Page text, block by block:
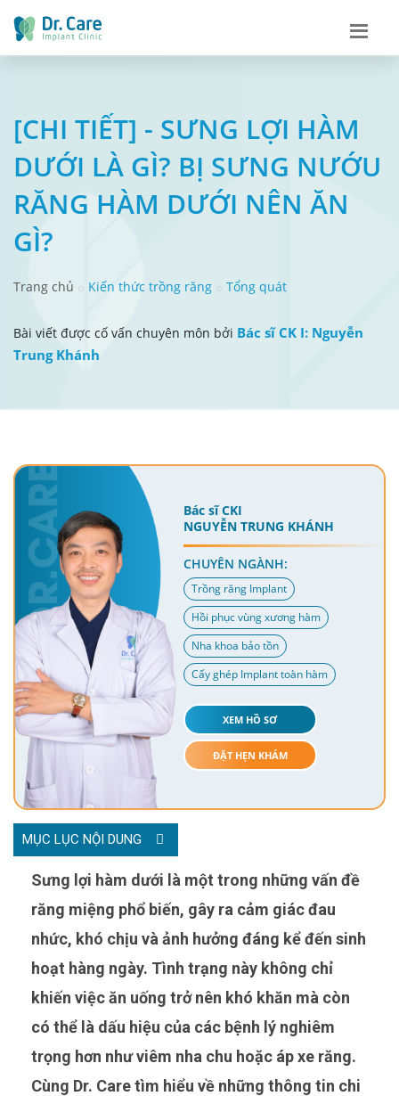
[CHI TIẾT] - SƯNG LỢI HÀM
DƯỚI LÀ GÌ? BỊ SƯNG NƯỚU
RĂNG HÀM DƯỚI NÊN ĂN
GÌ?
Trang chủ Kiến thức trồng răng Tổng quát
Bài viết được cố vấn chuyên môn bởi Bác sĩ CK I: Nguyễn
Trung Khánh
Bác sĩ CKI
NGUYỄN TRUNG KHÁNH
CHUYÊN NGÀNH:
Trồng răng Implant
Hồi phục vùng xương hàm
Nha khoa bảo tồn
Cấy ghép Implant toàn hàm
XEM HỒ SƠ
ĐẶT HẸN KHÁM
MỤC LỤC NỘI DUNG
răng miệng phổ biến, gây ra cảm giác đau
nhức, khó chịu và ảnh hưởng đáng kể đến sinh
hoạt hàng ngày. Tình trạng này không chỉ
khiến việc ăn uống trở nên khó khăn mà còn
có thể là dấu hiệu của các bệnh lý nghiêm
trọng hơn như viêm nha chu hoặc áp xe răng.
Cùng Dr. Care tìm hiểu về những thông tin chi